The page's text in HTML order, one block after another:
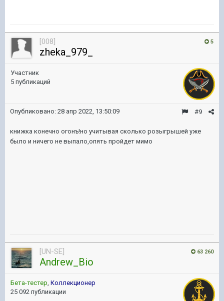
5
[008]
zheka_979_
Участник
5 публикаций
#9
Опубликовано: 28 апр 2022, 13:50:09
книжка конечно огонъ!но учитывая сколько розыгрышей уже
было и ничего не выпало,опять пройдет мимо
63 260
[UN-SE]
Andrew_Bio
Бета-тестер, Коллекционер
25 092 публикации